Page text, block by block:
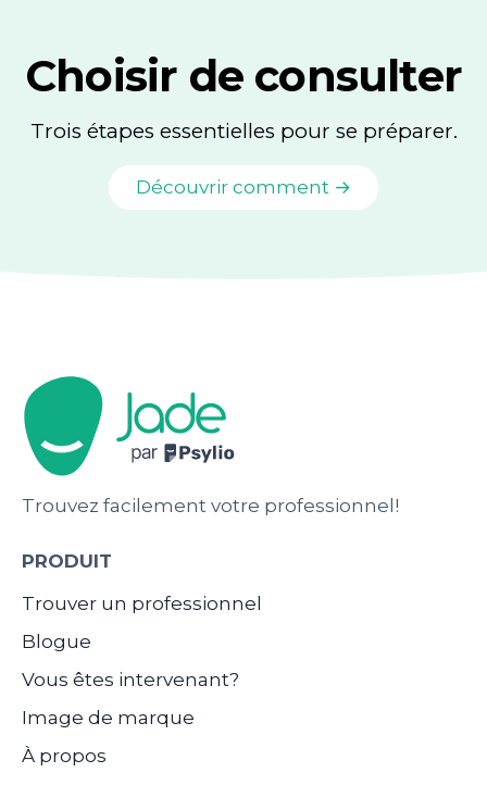
Choisir de consulter
Trois étapes essentielles pour se préparer.
Découvrir comment →
Trouvez facilement votre professionnel!
PRODUIT
Trouver un professionnel
Blogue
Vous êtes intervenant?
Image de marque
À propos